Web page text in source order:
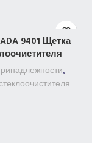
9401 Щетка
,